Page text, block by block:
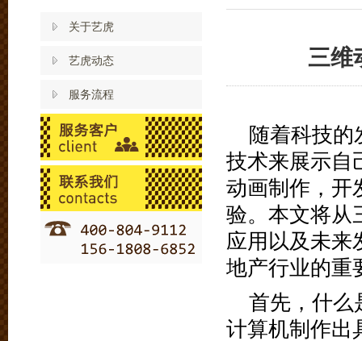
关于艺虎
艺虎动态
服务流程
三维
随着科技
技术来展示自
动画制作，开
验。本文将从
应用以及未来
地产行业的重
首先，什么
计算机制作出